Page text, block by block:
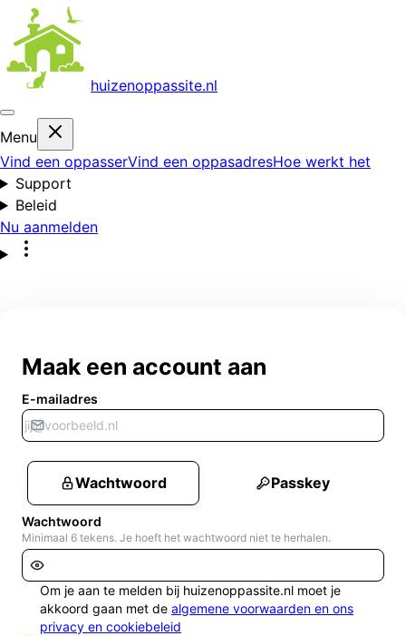
huizenoppassite.nl
Menu
Vind een oppasserVind een oppasadresHoe werkt het
Support
Beleid
Nu aanmelden
Maak een account aan
E-mailadres
Wachtwoord Passkey
Wachtwoord
Minimaal 6 tekens. Je hoeft het wachtwoord niet te herhalen.
Om je aan te melden bij huizenoppassite.nl moet je
akkoord gaan met de algemene voorwaarden en ons
privacy en cookiebeleid